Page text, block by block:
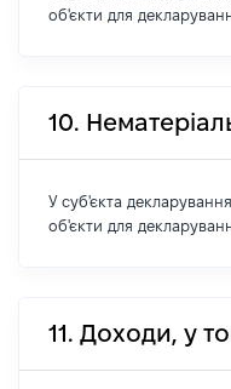
об'єкти для
10.
У суб'єкта декларування
об'єкти для
11. Доходи, у